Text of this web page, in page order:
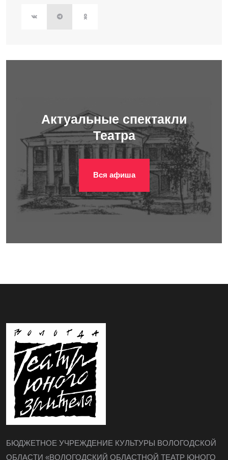
Актуальные спектакли
Театра
Вся афиша
БЮДЖЕТНОЕ УЧРЕЖДЕНИЕ КУЛЬТУРЫ ВОЛОГОДСКОЙ
ОБЛАСТИ «ВОЛОГОДСКИЙ ОБЛАСТНОЙ ТЕАТР ЮНОГО